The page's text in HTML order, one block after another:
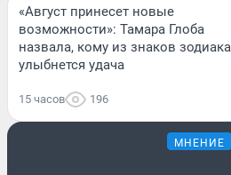
«Август принесет новые
возможности»: Тамара Глоба
назвала, кому из знаков зодиака
улыбнется удача
15 часов 196
МНЕНИЕ